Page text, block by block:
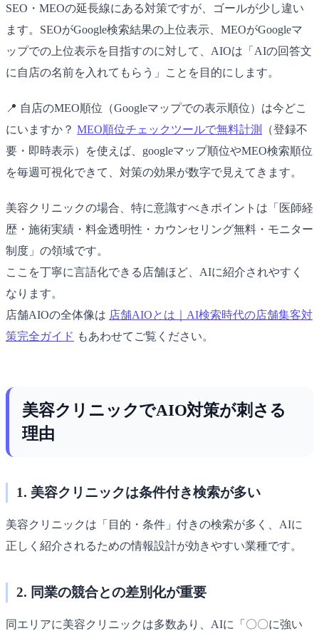
SEO・MEOの延長線にある対策ですが、ゴールが少し違い
ます。SEOがGoogle検索結果の上位表示、MEOがGoogleマ
ップでの上位表示を目指すのに対して、AIOは「AIの回答文
に自店の名前を入れてもらう」ことを目的にします。
📍 自店のMEO順位（Googleマップでの表示順位）は今どこ
にいますか？ MEO順位チェックツールで無料計測
（登録不
要・即時表示）を使えば、googleマップ順位やMEO検索順位
を毎週可視化できて、対策の効果が数字で見えてきます。
美容クリニックの場合、特に意識すべきポイントは「医師経
歴・施術実績・料金透明性・カウンセリング無料・モニター
制度」の領域です。
ここを丁寧に言語化できる店舗ほど、AIに紹介されやすく
なります。
店舗AIOの全体像は 店舗AIOとは｜AI検索時代の店舗集客対
策完全ガイド もあわせてご覧ください。
美容クリニックでAIO対策が刺さる
理由
1. 美容クリニックは条件付き検索が多い
美容クリニックは「目的・条件」付きの検索が多く、AIに
正しく紹介されるための情報設計が効きやすい業種です。
2. 同業の競合との差別化が重要
同エリアに美容クリニックは多数あり、AIに「〇〇に強い